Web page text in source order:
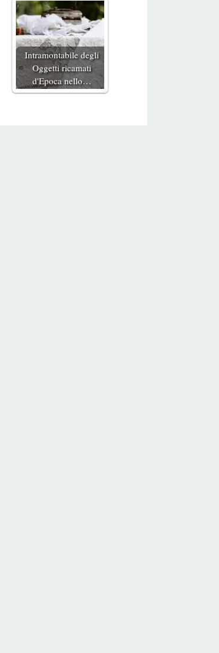
Intramontabile degli
Oggetti ricamati
d'Epoca nello…